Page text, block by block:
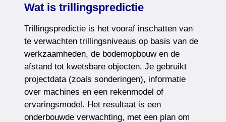
Wat is trillingspredictie
Trillingspredictie is het vooraf inschatten van
te verwachten trillingsniveaus op basis van de
werkzaamheden, de bodemopbouw en de
afstand tot kwetsbare objecten. Je gebruikt
projectdata (zoals sonderingen), informatie
over machines en een rekenmodel of
ervaringsmodel. Het resultaat is een
onderbouwde verwachting, met een plan om